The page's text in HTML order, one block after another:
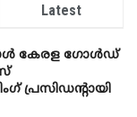
Latest
കേരള ഗോൾഡ്
പ്രസിഡന്റായി